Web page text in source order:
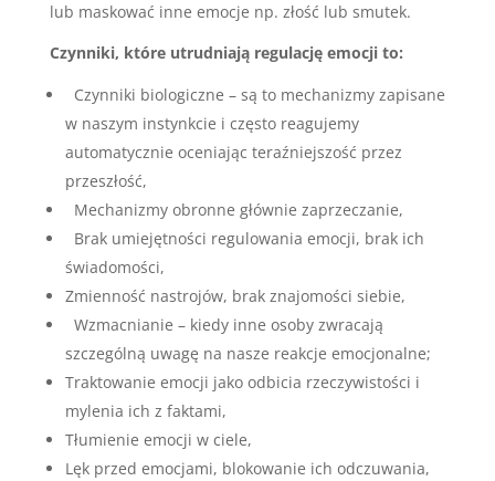
lub maskować inne emocje np. złość lub smutek.
Czynniki, które utrudniają regulację emocji to:
Czynniki biologiczne – są to mechanizmy zapisane
w naszym instynkcie i często reagujemy
automatycznie oceniając teraźniejszość przez
przeszłość,
Mechanizmy obronne głównie zaprzeczanie,
Brak umiejętności regulowania emocji, brak ich
świadomości,
Zmienność nastrojów, brak znajomości siebie,
Wzmacnianie – kiedy inne osoby zwracają
szczególną uwagę na nasze reakcje emocjonalne;
Traktowanie emocji jako odbicia rzeczywistości i
mylenia ich z faktami,
Tłumienie emocji w ciele,
Lęk przed emocjami, blokowanie ich odczuwania,